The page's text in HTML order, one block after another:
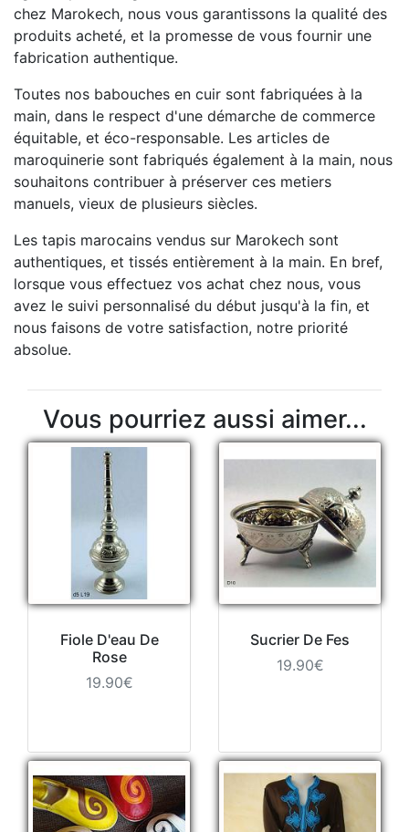
chez Marokech, nous vous garantissons la qualité des
produits acheté, et la promesse de vous fournir une
fabrication authentique.
Toutes nos babouches en cuir sont fabriquées à la
main, dans le respect d'une démarche de commerce
équitable, et éco-responsable. Les articles de
maroquinerie sont fabriqués également à la main, nous
souhaitons contribuer à préserver ces metiers
manuels, vieux de plusieurs siècles.
Les tapis marocains vendus sur Marokech sont
authentiques, et tissés entièrement à la main. En bref,
lorsque vous effectuez vos achat chez nous, vous
avez le suivi personnalisé du début jusqu'à la fin, et
nous faisons de votre satisfaction, notre priorité
absolue.
Vous pourriez aussi aimer...
Fiole D'eau De
Rose
19.90€
Sucrier De Fes
19.90€